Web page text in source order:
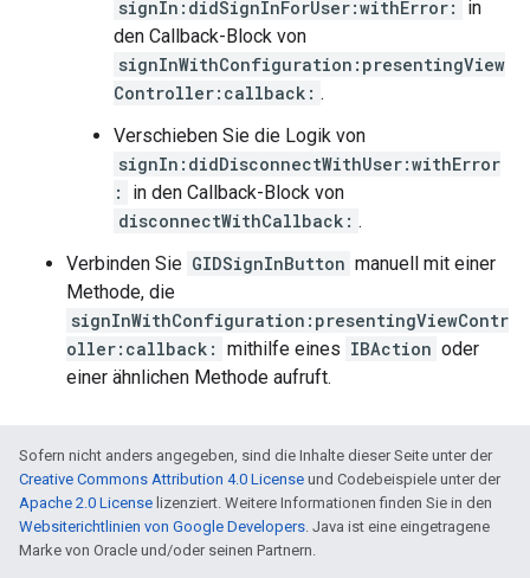
signIn:didSignInForUser:withError:
in
den Callback-Block von
signInWithConfiguration:presentingView
Controller:callback: .
Verschieben Sie die Logik von
signIn:didDisconnectWithUser:withError
:
in den Callback-Block von
disconnectWithCallback: .
Verbinden Sie GIDSignInButton manuell mit einer
Methode, die
signInWithConfiguration:presentingViewContr
oller:callback: mithilfe eines IBAction oder
einer ähnlichen Methode aufruft.
Sofern nicht anders angegeben, sind die Inhalte dieser Seite unter der
Creative Commons Attribution 4.0 License und Codebeispiele unter der
Apache 2.0 License lizenziert. Weitere Informationen finden Sie in den
Websiterichtlinien von Google Developers. Java ist eine eingetragene
Marke von Oracle und/oder seinen Partnern.